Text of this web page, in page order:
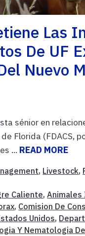
Las
De UF
Nuevo
sénior en
Florida (FDACS,
... READ MORE
, Livestock,
Caliente,
, Comision De
Unidos,
Y Nematologia